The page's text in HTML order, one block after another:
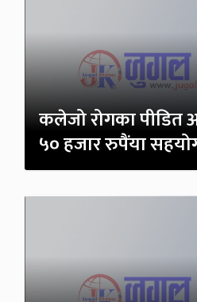
कलेजो रोगका पीडित
५० हजार रुपैंया